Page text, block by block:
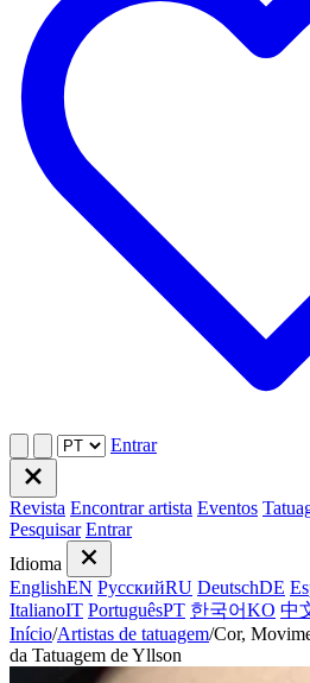
Entrar
Revista Encontrar artista Eventos
Pesquisar Entrar
Idioma
EnglishEN РусскийRU DeutschDE
ItalianoIT PortuguêsPT 한국어KO 中
Início/Artistas de tatuagem/Cor,
da Tatuagem de Yllson